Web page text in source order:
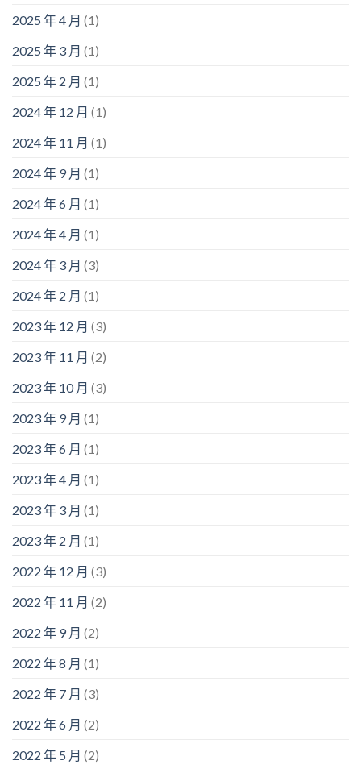
2025 年 4 月 (1)
2025 年 3 月 (1)
2025 年 2 月 (1)
2024 年 12 月 (1)
2024 年 11 月 (1)
2024 年 9 月 (1)
2024 年 6 月 (1)
2024 年 4 月 (1)
2024 年 3 月 (3)
2024 年 2 月 (1)
2023 年 12 月 (3)
2023 年 11 月 (2)
2023 年 10 月 (3)
2023 年 9 月 (1)
2023 年 6 月 (1)
2023 年 4 月 (1)
2023 年 3 月 (1)
2023 年 2 月 (1)
2022 年 12 月 (3)
2022 年 11 月 (2)
2022 年 9 月 (2)
2022 年 8 月 (1)
2022 年 7 月 (3)
2022 年 6 月 (2)
2022 年 5 月 (2)